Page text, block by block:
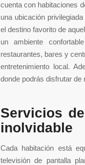
cuenta con habitaciones
una ubicación
el destino favorito de
un ambiente
restaurantes, bares y
entretenimiento local.
donde podrás disfrutar
Servicios
inolvidable
Cada habitación está
televisión de pantalla